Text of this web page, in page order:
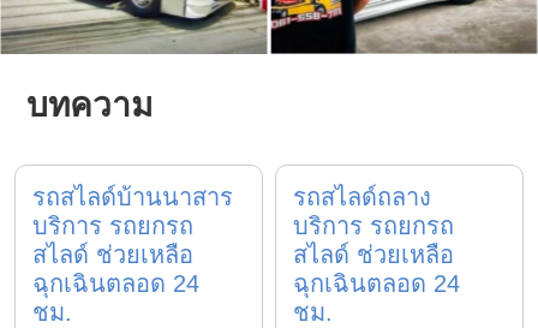
บทความ
รถสไลด์บ้านนาสาร
บริการ รถยกรถ
สไลด์ ช่วยเหลือ
ฉุกเฉินตลอด 24
ชม.
รถสไลด์ถลาง
บริการ รถยกรถ
สไลด์ ช่วยเหลือ
ฉุกเฉินตลอด 24
ชม.